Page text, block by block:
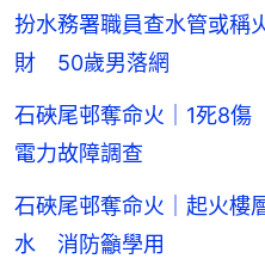
扮水務署職員查水管或
財 50歲男落網
石硤尾邨奪命火｜1死8
電力故障調查
石硤尾邨奪命火｜起火
水 消防籲學用